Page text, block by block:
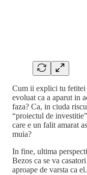
Cum ii explici tu fetitei
evoluat ca a aparut in
faza? Ca, in ciuda
“proiectul de
care e un falit amarat
muia?
In fine, ultima
Bezos ca se va
aproape de varsta ca el.